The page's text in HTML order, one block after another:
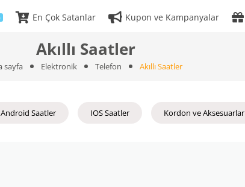
En Çok Satanlar Kupon ve Kampanyalar
Akıllı Saatler
sayfa Elektronik Telefon Akıllı Saatler
Android Saatler IOS Saatler Kordon ve Aksesuarlar